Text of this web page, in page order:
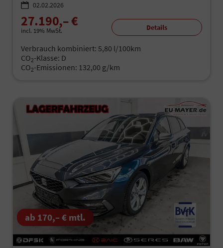
02.02.2026
27.190,– €
incl. 19% MwSt. Details
Verbrauch kombiniert: 5,80 l/100km
CO2-Klasse: D
CO2-Emissionen: 132,00 g/km
ab 170,– € mtl.